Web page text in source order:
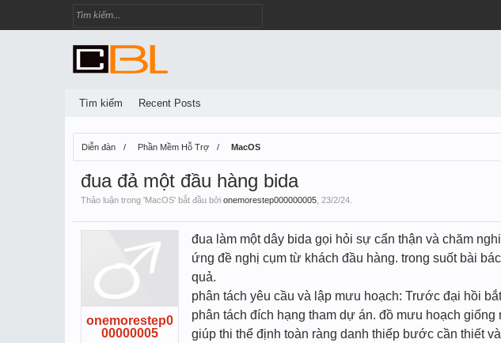
Diễn đàn Phần Mềm Hỗ Trợ MacOS
đua đả một đầu hàng bida
Thảo luận trong 'MacOS' bắt đầu bởi onemorestep000000005 23/2/24
onemorestep0
00000005
đua làm một dây bida gọi hỏi sự cẩn thận và chăm
ứng đề nghị cụm từ khách đầu hàng. trong suốt bài
quả.
phân tách yêu cầu và lập mưu hoạch: Trước đại hồi
phân tách đích hạng tham dự án. đồ mưu hoạch
giúp thi thể định toàn ràng danh thiếp bước cần thiết
Tìm kiếm Recent Posts